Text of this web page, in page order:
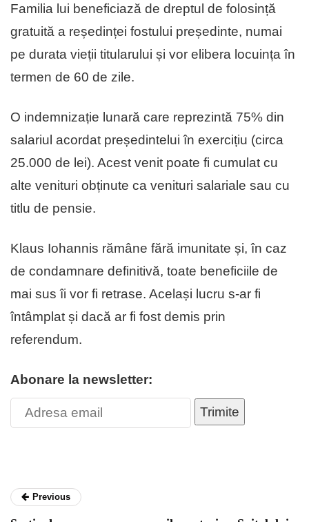
Familia lui beneficiază de dreptul de folosință
gratuită a reședinței fostului președinte, numai
pe durata vieții titularului și vor elibera locuința în
termen de 60 de zile.
O indemnizație lunară care reprezintă 75% din
salariul acordat președintelui în exercițiu (circa
25.000 de lei). Acest venit poate fi cumulat cu
alte venituri obținute ca venituri salariale sau cu
titlu de pensie.
Klaus Iohannis rămâne fără imunitate și, în caz
de condamnare definitivă, toate beneficiile de
mai sus îi vor fi retrase. Același lucru s-ar fi
întâmplat și dacă ar fi fost demis prin
referendum.
Abonare la newsletter:
Trimite
Previous